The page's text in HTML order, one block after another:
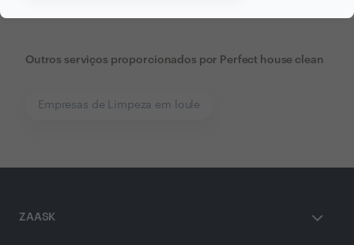
Outros serviços proporcionados por Perfect house clean
Empresas de Limpeza em loule
ZAASK